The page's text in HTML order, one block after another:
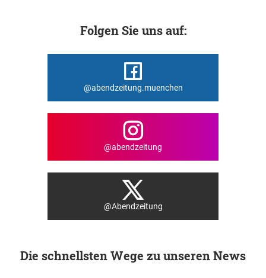
Folgen Sie uns auf:
@abendzeitung.muenchen
@abendzeitung
@Abendzeitung
Die schnellsten Wege zu unseren News